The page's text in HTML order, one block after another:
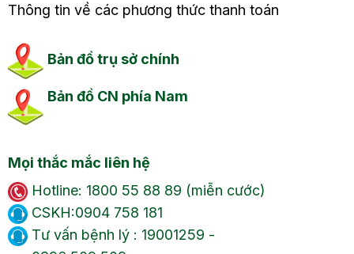
Thông tin về các phương thức thanh toán
Bản đồ trụ sở chính
Bản đồ CN phía Nam
Mọi thắc mắc liên hệ
Hotline: 1800 55 88 89 (miễn cước)
CSKH:0904 758 181
Tư vấn bệnh lý : 19001259 -